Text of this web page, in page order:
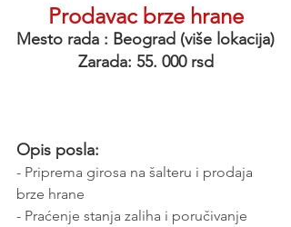
Prodavac brze hrane
Mesto rada : Beograd (više lokacija)
Zarada: 55. 000 rsd
Opis posla:
- Priprema girosa na šalteru i prodaja
brze hrane
- Praćenje stanja zaliha i poručivanje